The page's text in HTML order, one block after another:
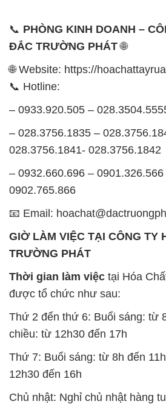
📞 PHÒNG KINH DOANH –
ĐẮC TRƯỜNG PHÁT🌐
🌐 Website: https://
📞 Hotline:
– 0933.920.505 –
– 028.3756.1835 –
028.3756.1841- 028.3756.1842
– 0932.660.696 –
0902.765.866
📧 Email:
GIỜ LÀM VIỆC TẠI CÔNG TY
TRƯỜNG PHÁT
Thời gian làm việc tại Hóa
được tổ chức như sau:
Thứ 2 đến thứ 6: Buổi sáng: từ
chiều: từ 12h30 đến 17h
Thứ 7: Buổi sáng: từ 8h đến
12h30 đến 16h
Chủ nhật: Nghỉ chủ nhật hàng